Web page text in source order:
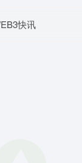
快讯